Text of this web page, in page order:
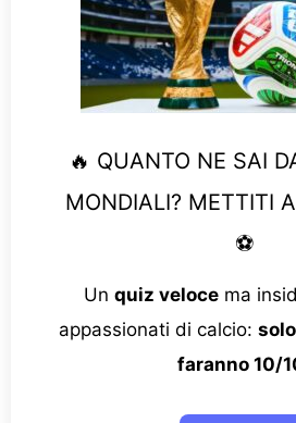
🔥 QUANTO NE SAI
MONDIALI? METTITI
⚽
Un quiz velocema
appassionati di calcio:
faranno 10/